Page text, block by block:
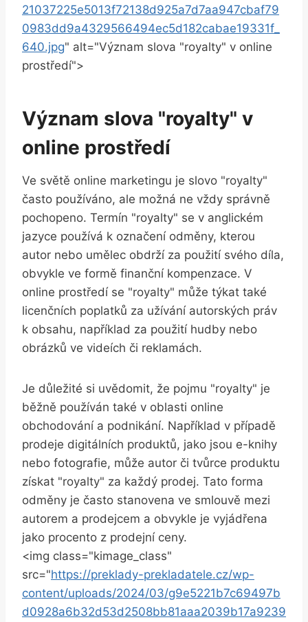
21037225e5013f72138d925a7d7aa947cbaf79
0983dd9a4329566494ec5d182cabae19331f_
640.jpg" alt="Význam slova "royalty" v online
prostředí">
Význam slova "royalty" v
online prostředí
Ve světě online marketingu je slovo "royalty"
často používáno, ale možná ne vždy správně
pochopeno. Termín "royalty" se v anglickém
jazyce používá k označení odměny, kterou
autor nebo umělec obdrží za použití svého díla,
obvykle ve formě finanční kompenzace. V
online prostředí se "royalty" může týkat také
licenčních poplatků za užívání autorských práv
k obsahu, například za použití hudby nebo
obrázků ve videích či reklamách.
Je důležité si uvědomit, že pojmu "royalty" je
běžně používán také v oblasti online
obchodování a podnikání. Například v případě
prodeje digitálních produktů, jako jsou e-knihy
nebo fotografie, může autor či tvůrce produktu
získat "royalty" za každý prodej. Tato forma
odměny je často stanovena ve smlouvě mezi
autorem a prodejcem a obvykle je vyjádřena
jako procento z prodejní ceny.
<img class="kimage_class"
src="https://preklady-prekladatele.cz/wp-
content/uploads/2024/03/g9e5221b7c69497b
d0928a6b32d53d2508bb81aaa2039b17a9239